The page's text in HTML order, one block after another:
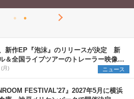
新作EP『泡沫』のリリースが決定 新
＆全国ライブツアーのトレーラー映像が
コメントあり】
月) ニュース
FESTIVAL'27』2027年5月に横浜